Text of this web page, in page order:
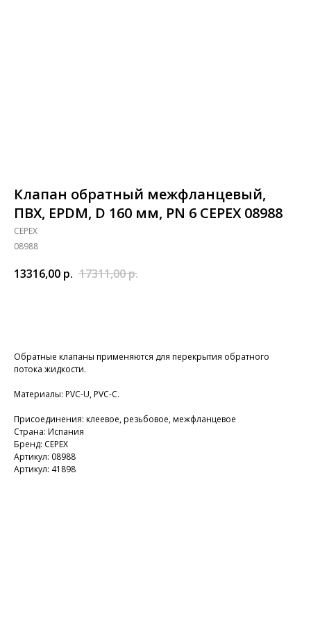
Клапан обратный межфланцевый,
ПВХ, EPDM, D 160 мм, PN 6 CEPEX 08988
CEPEX
08988
13316,00 р. 17311,00р.
Обратные клапаны применяются для перекрытия обратного
потока жидкости.
Материалы: PVC-U, PVC-C.
Присоединения: клеевое, резьбовое, межфланцевое
Страна: Испания
Бренд: CEPEX
Артикул: 08988
Артикул: 41898